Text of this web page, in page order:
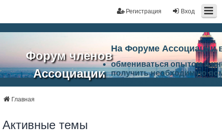
Вход
Регистрация
Форум членов
Ассоциации
портал"
На Форуме Ассоциации
обмениваться опытом и
получить необходимую
Главная
Активные темы